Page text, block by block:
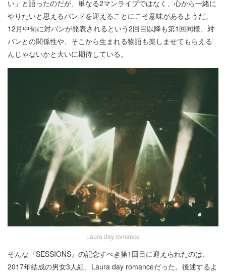
い」と語ったのだが、単なる2マンライブではなく、心から一緒に
やりたいと思えるバンドを迎えることにこそ意味があるようだ。
12月中旬に対バンが発表されるという2回目以降も第1回同様、対
バンとの関係性や、そこから生まれる物語も楽しませてもらえる
んじゃないかと大いに期待している。
Laura day romance
そんな『SESSIONS』の記念すべき第1回目に迎えられたのは、
2017年結成の男女3人組、Laura day romanceだった。後述するよ